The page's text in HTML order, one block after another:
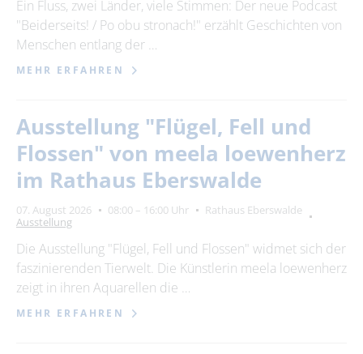
Ein Fluss, zwei Länder, viele Stimmen: Der neue Podcast
"Beiderseits! / Po obu stronach!" erzählt Geschichten von
Menschen entlang der …
MEHR ERFAHREN
Ausstellung "Flügel, Fell und
Flossen" von meela loewenherz
im Rathaus Eberswalde
07. August 2026 08:00 – 16:00 Uhr
Rathaus Eberswalde
Ausstellung
Die Ausstellung "Flügel, Fell und Flossen" widmet sich der
faszinierenden Tierwelt. Die Künstlerin meela loewenherz
zeigt in ihren Aquarellen die …
MEHR ERFAHREN